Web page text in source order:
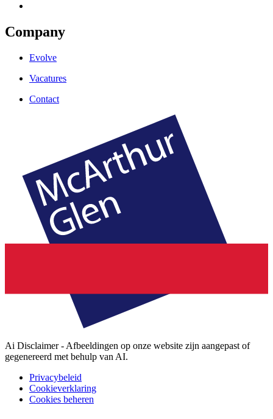
Company
Evolve
Vacatures
Contact
Ai Disclaimer - Afbeeldingen op onze website zijn aangepast of
gegenereerd met behulp van AI.
Privacybeleid
Cookieverklaring
Cookies beheren